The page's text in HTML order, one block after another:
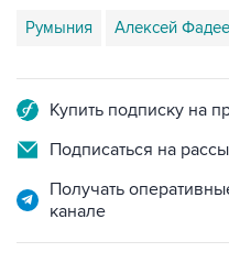
Румыния Алексей
Купить подписку на
Подписаться на
Получать
канале